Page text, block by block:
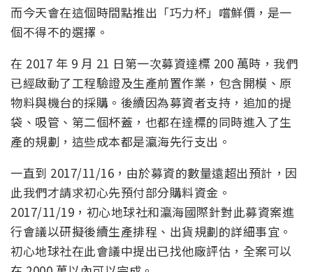
而今天會在這個時間點推出「巧力杯」嚐鮮價，是一
個不得不的選擇。
在 2017 年 9 月 21 日第一次募資達標 200 萬時，我們
已經啟動了工程驗證及生產前置作業，包含開模、原
物料與機台的採購。後續因為募資者支持，追加的提
袋、吸管、第二個杯蓋，也都在達標的同時進入了生
產的規劃，這些成本都是瀛海先行支出。
一直到 2017/11/16，由於募資的數量遠超出預計，因
此我們才請求初心先預付部分購料資金。
2017/11/19，初心地球社和瀛海國際針對此募資案進
行會議以研擬後續生產排程、出貨規劃的詳細事宜。
初心地球社在此會議中提出已找他廠評估，全案可以